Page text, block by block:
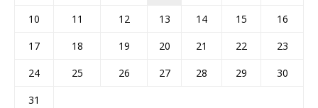
10
11 12 13 14 15
16
17
18 19 20 21 22
23
24
25 26 27 28 29
30
31